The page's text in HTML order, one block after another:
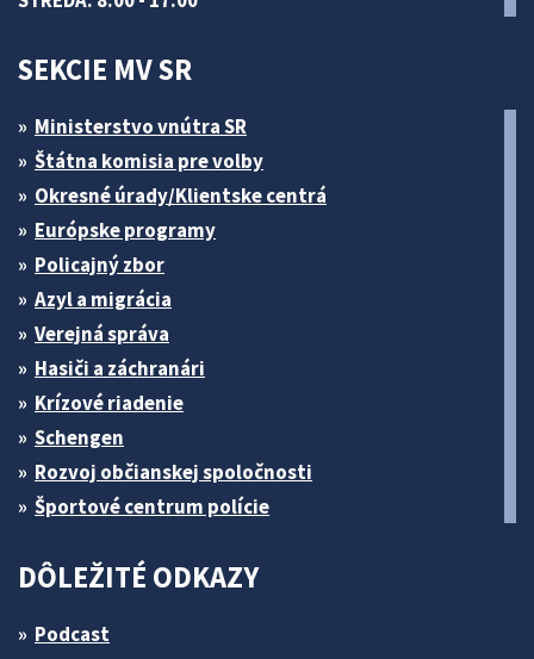
SEKCIE MV SR
Ministerstvo vnútra SR
Štátna komisia pre volby
Okresné úrady/Klientske centrá
Európske programy
Policajný zbor
Azyl a migrácia
Verejná správa
Hasiči a záchranári
Krízové riadenie
Schengen
Rozvoj občianskej spoločnosti
Športové centrum polície
DÔLEŽITÉ ODKAZY
Podcast